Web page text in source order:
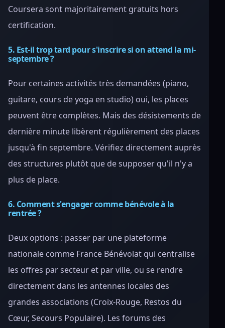
Coursera sont majoritairement gratuits hors
certification.
5. Est-il trop tard pour s'inscrire si on attend la mi-
septembre ?
Pour certaines activités très demandées (piano,
guitare, cours de yoga en studio) oui, les places
peuvent être complètes. Mais des désistements de
dernière minute libèrent régulièrement des places
jusqu'à fin septembre. Vérifiez directement auprès
des structures plutôt que de supposer qu'il n'y a
plus de place.
6. Comment s'engager comme bénévole à la
rentrée ?
Deux options : passer par une plateforme
nationale comme France Bénévolat qui centralise
les offres par secteur et par ville, ou se rendre
directement dans les antennes locales des
grandes associations (Croix-Rouge, Restos du
Cœur, Secours Populaire). Les forums des